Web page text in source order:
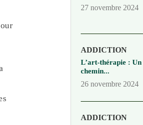
27 novembre 2024
ADDICTION
L’art-thérapie : Un
chemin...
26 novembre 2024
ADDICTION